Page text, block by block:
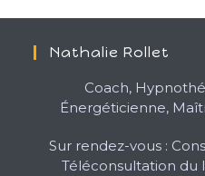
Nathalie Rollet
Coach,
Énergéticienne,
Sur rendez-vous :
Téléconsultation du